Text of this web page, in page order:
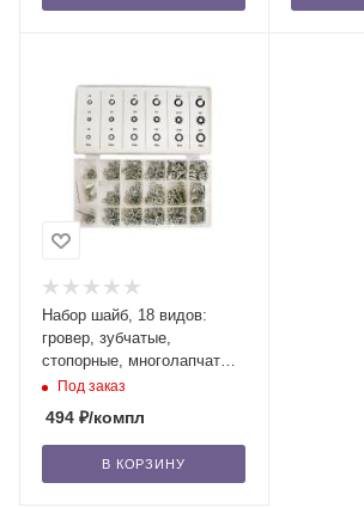
Набор шайб, 18 видов:
гровер, зубчатые,
стопорные, многолапчатые,
720 шт. (6025) (34226) /24
Под заказ
494 ₽/компл
В КОРЗИНУ